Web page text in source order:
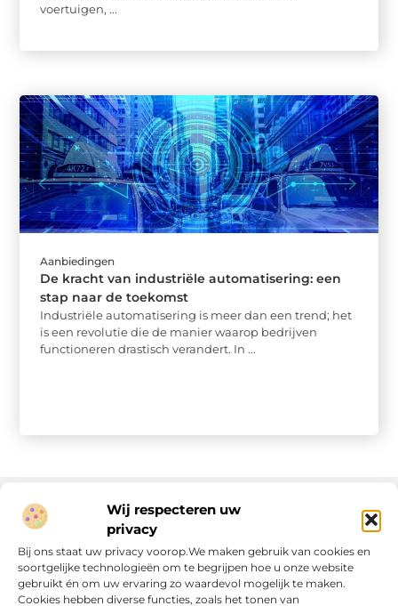
Wij respecteren uw
privacy
Bij ons staat uw privacy voorop.We maken gebruik van cookies en
soortgelijke technologieën om te begrijpen hoe u onze website
gebruikt én om uw ervaring zo waardevol mogelijk te maken.
Cookies hebben diverse functies, zoals het tonen van
voertuigen, ...
Aanbiedingen
De kracht van industriële automatisering: een
stap naar de toekomst
Industriële automatisering is meer dan een trend; het
is een revolutie die de manier waarop bedrijven
functioneren drastisch verandert. In ...
Onze informatie